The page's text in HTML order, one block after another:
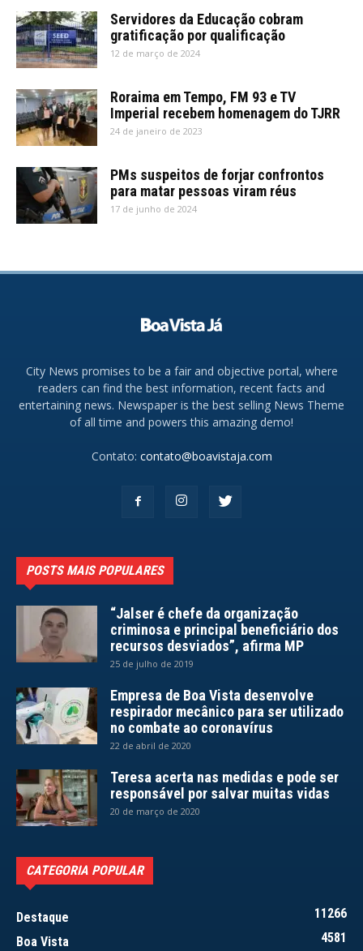
Servidores da Educação cobram
gratificação por qualificação
12 de março de 2024
Roraima em Tempo, FM 93 e TV
Imperial recebem homenagem do TJRR
24 de janeiro de 2023
PMs suspeitos de forjar confrontos
para matar pessoas viram réus
17 de junho de 2024
City News promises to be a fair and objective portal, where
readers can find the best information, recent facts and
entertaining news. Newspaper is the best selling News Theme
of all time and powers this amazing demo!
Contato: contato@boavistaja.com
POSTS MAIS POPULARES
“Jalser é chefe da organização
criminosa e principal beneficiário dos
recursos desviados”, afirma MP
25 de julho de 2019
Empresa de Boa Vista desenvolve
respirador mecânico para ser utilizado
no combate ao coronavírus
22 de abril de 2020
Teresa acerta nas medidas e pode ser
responsável por salvar muitas vidas
20 de março de 2020
CATEGORIA POPULAR
Destaque
11266
Boa Vista
4581